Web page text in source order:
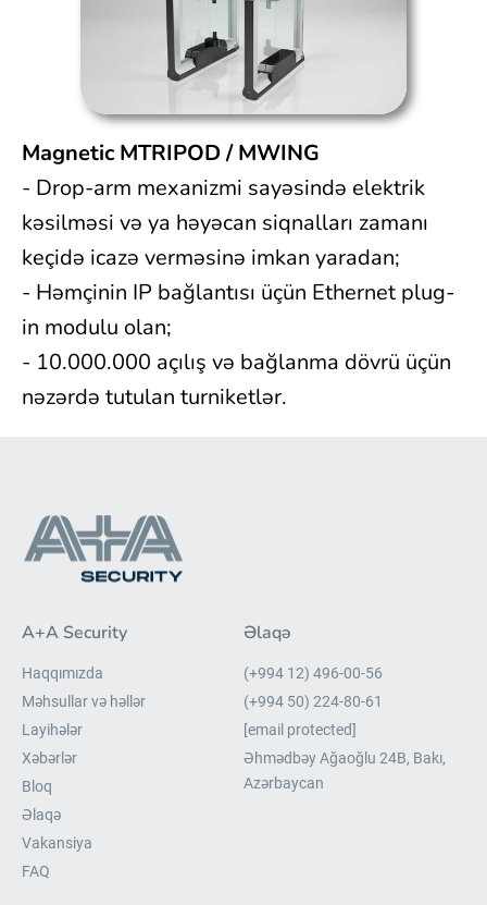
Magnetic MTRIPOD / MWING
- Drop-arm mexanizmi sayəsində elektrik
kəsilməsi və ya həyəcan siqnalları zamanı
keçidə icazə verməsinə imkan yaradan;
- Həmçinin IP bağlantısı üçün Ethernet plug-
in modulu olan;
- 10.000.000 açılış və bağlanma dövrü üçün
nəzərdə tutulan turniketlər.
A+A Security
Haqqımızda
Məhsullar və həllər
Layihələr
Xəbərlər
Bloq
Əlaqə
Vakansiya
FAQ
Əlaqə
(+994 12) 496-00-56
(+994 50) 224-80-61
[email protected]
Əhmədbəy Ağaoğlu 24B, Bakı,
Azərbaycan